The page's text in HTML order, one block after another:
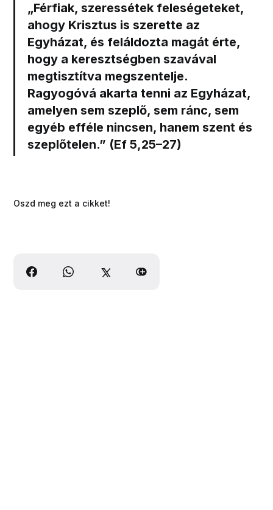
„Férfiak, szeressétek feleségeteket,
ahogy Krisztus is szerette az
Egyházat, és feláldozta magát érte,
hogy a keresztségben szavával
megtisztítva megszentelje.
Ragyogóvá akarta tenni az Egyházat,
amelyen sem szeplő, sem ránc, sem
egyéb efféle nincsen, hanem szent és
szeplőtelen.” (Ef 5,25–27)
Oszd meg ezt a cikket!